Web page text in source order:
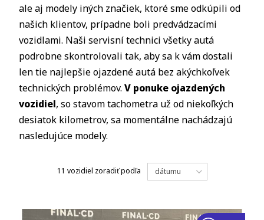
ale aj modely iných značiek, ktoré sme odkúpili od
našich klientov, prípadne boli predvádzacími
vozidlami. Naši servisní technici všetky autá
podrobne skontrolovali tak, aby sa k vám dostali
len tie najlepšie ojazdené autá bez akýchkoľvek
technických problémov. V ponuke ojazdených
vozidiel, so stavom tachometra už od niekoľkých
desiatok kilometrov, sa momentálne nachádzajú
nasledujúce modely.
11 vozidiel zoradiť podľa dátumu